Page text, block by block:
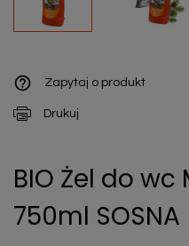
help_outline Zapytaj o produkt
Drukuj
BIO Żel do wc
750ml SOSNA